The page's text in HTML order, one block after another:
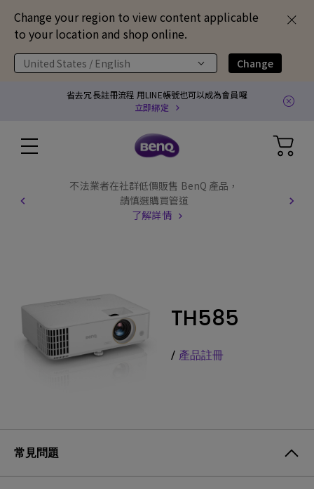
Change your region to view content applicable
to your location and shop online.
United States / English Change
省去冗長註冊流程 用LINE帳號也可以成為會員囉
立即綁定
不法業者在社群低價販售 BenQ 產品，
請慎選購買管道
了解詳情
TH585
/ 產品註冊
常見問題